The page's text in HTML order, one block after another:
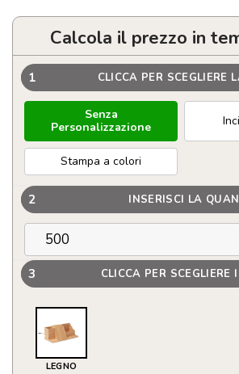
Calcola il prezzo in
1 CLICCA PER SCEGLIERE
Senza
Personalizzazione
Stampa a colori
2 INSERISCI LA
3 CLICCA PER SCEGLIERE
LEGNO